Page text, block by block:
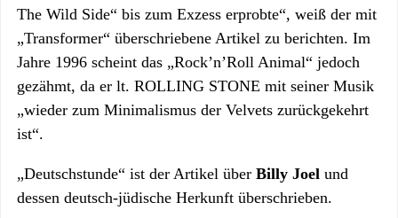
The Wild Side“ bis zum Exzess erprobte“, weiß der mit
„Transformer“ überschriebene Artikel zu berichten. Im
Jahre 1996 scheint das „Rock’n’Roll Animal“ jedoch
gezähmt, da er lt. ROLLING STONE mit seiner Musik
„wieder zum Minimalismus der Velvets zurückgekehrt
ist“.
„Deutschstunde“ ist der Artikel über Billy Joel und
dessen deutsch-jüdische Herkunft überschrieben.